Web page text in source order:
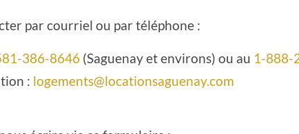
par courriel ou par téléphone :
386-8646 (Saguenay et environs) ou au 1-888-
: logements@locationsaguenay.com